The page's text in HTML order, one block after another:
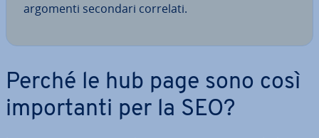
argomenti secondari correlati.
Perché le hub page sono così
im­por­tan­ti per la SEO?